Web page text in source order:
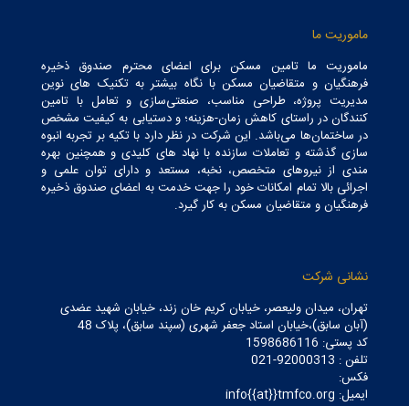
ماموریت ما
ماموریت ما تامین مسکن برای اعضای محترم صندوق ذخیره
فرهنگیان و متقاضیان مسکن با نگاه بیشتر به تکنیک های نوین
مدیریت پروژه، طراحی مناسب، صنعتی‌سازی و تعامل با تامین
کنندگان در راستای کاهش زمان-هزینه؛ و دستیابی به کیفیت مشخص
در ساختمان‌ها می‌باشد. این شرکت در نظر دارد با تکیه بر تجربه انبوه
سازی گذشته و تعاملات سازنده با نهاد های کلیدی و همچنین بهره
مندی از نیروهای متخصص، نخبه، مستعد و دارای توان علمی و
اجرائی بالا تمام امکانات خود را جهت خدمت به اعضای صندوق ذخیره
فرهنگیان و متقاضیان مسکن به کار گیرد.
نشانی شرکت
تهران، میدان ولیعصر، خیابان کریم خان زند، خیابان شهید عضدی
(آبان سابق)،خیابان استاد جعفر شهری (سپند سابق)، پلاک 48
کد پستی: 1598686116
تلفن : 92000313-021
فکس:
ایمیل: info{{at}}tmfco.org